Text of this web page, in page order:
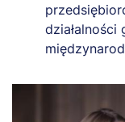
działalności